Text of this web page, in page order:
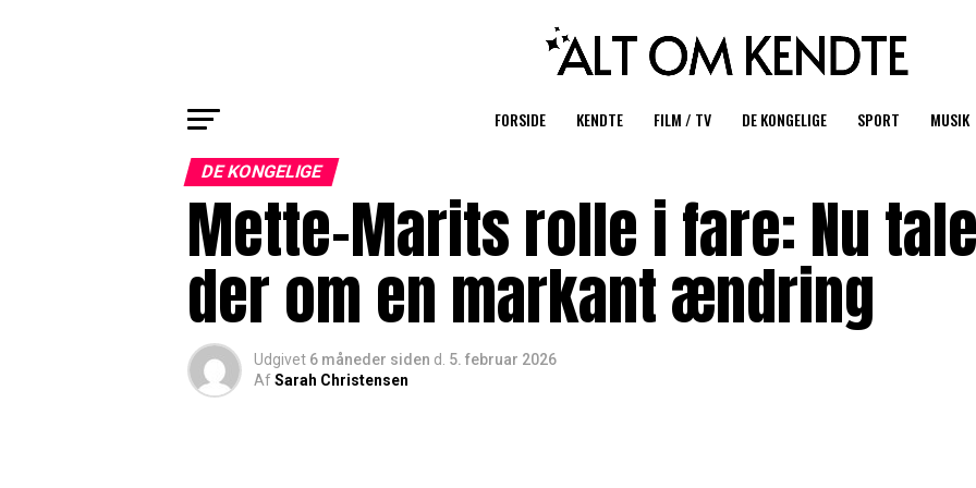
FORSIDE KENDTE FILM / TV DE KONGELIGE SPORT MUSIK
DE KONGELIGE
Mette-Marits rolle i fare: Nu
der om en markant ændring
Udgivet 6 måneder siden d. 5. februar 2026
AfSarah Christensen